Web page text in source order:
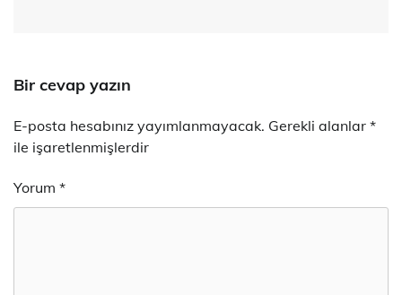
Bir cevap yazın
E-posta hesabınız yayımlanmayacak. Gerekli alanlar *
ile işaretlenmişlerdir
Yorum *